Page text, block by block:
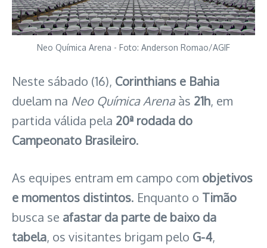
Neo Química Arena - Foto: Anderson Romao/AGIF
Neste sábado (16), Corinthians e Bahia
duelam na Neo Química Arenaàs 21h, em
partida válida pela 20ª rodada do
Campeonato Brasileiro.
As equipes entram em campo com objetivos
e momentos distintos. Enquanto o Timão
busca se afastar da parte de baixo da
tabela, os visitantes brigam pelo G-4,